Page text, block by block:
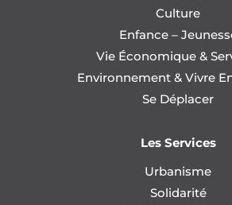
Culture
Enfance –
Vie Économique &
Environnement & Vivre
Se Déplacer
Les Services
Urbanisme
Solidarité